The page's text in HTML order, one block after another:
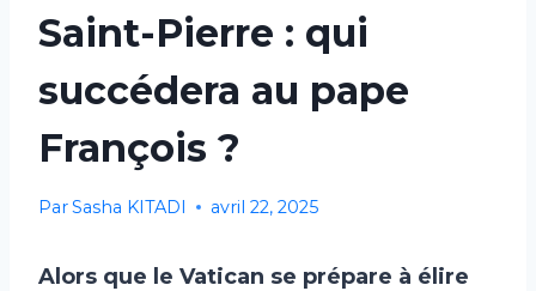
Saint-Pierre : qui
succédera au pape
François ?
ParSasha KITADI avril 22, 2025
Alors que le Vatican se prépare à élire